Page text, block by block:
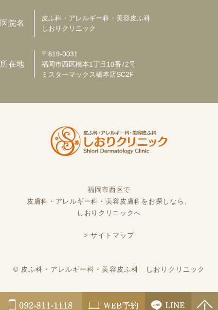
医院名
皮ふ科・アレルギー科・美容皮ふ科
しおりクリニック
所在地
〒819-0031
福岡市西区橋本1丁目10番72号
ミスターマックス橋本店SC2F
福岡市西区で
皮膚科・アレルギー科・美容皮膚科をお探しなら、
しおりクリニックへ
> サイトマップ
©︎ 皮ふ科・アレルギー科・美容皮ふ科 しおりクリニック